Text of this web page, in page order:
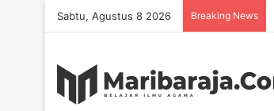
Sabtu, Agustus 8 2026 Breaking News